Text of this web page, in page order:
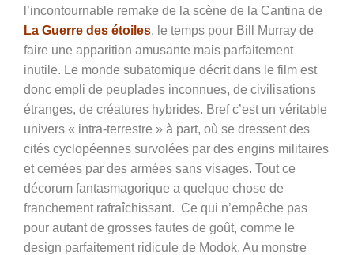
l’incontournable remake de la scène de la Cantina de
La Guerre des étoiles, le temps pour Bill Murray de
faire une apparition amusante mais parfaitement
inutile. Le monde subatomique décrit dans le film est
donc empli de peuplades inconnues, de civilisations
étranges, de créatures hybrides. Bref c’est un véritable
univers « intra-terrestre » à part, où se dressent des
cités cyclopéennes survolées par des engins militaires
et cernées par des armées sans visages. Tout ce
décorum fantasmagorique a quelque chose de
franchement rafraîchissant. Ce qui n’empêche pas
pour autant de grosses fautes de goût, comme le
design parfaitement ridicule de Modok. Au monstre